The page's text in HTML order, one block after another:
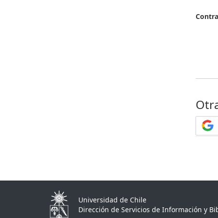
Universidad de Chile
Dirección de Servicios de Información y